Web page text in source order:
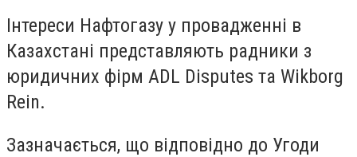
Інтереси Нафтогазу у провадженні в
Казахстані представляють радники з
юридичних фірм ADL Disputes та Wikborg
Rein.
Зазначається, що відповідно до Угоди